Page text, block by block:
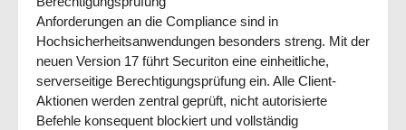
Anforderungen an die Compliance sind in
Hochsicherheitsanwendungen besonders streng. Mit der
neuen Version 17 führt Securiton eine einheitliche,
serverseitige Berechtigungsprüfung ein. Alle Client-
Aktionen werden zentral geprüft, nicht autorisierte
Befehle konsequent blockiert und vollständig